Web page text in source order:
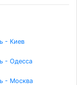
- Киев
- Одесса
- Москва